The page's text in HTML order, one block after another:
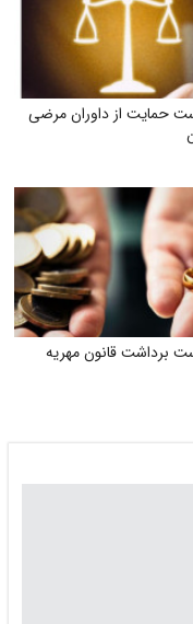
حمایت از داوران مرضی
برداشت قانون مهریه